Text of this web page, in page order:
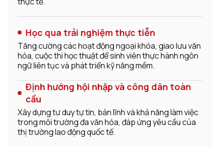
Học qua trải nghiệm thực tiễn
Tăng cường các hoạt động ngoại khóa, giao lưu văn
hóa, cuộc thi học thuật để sinh viên thực hành ngôn
ngữ liên tục và phát triển kỹ năng mềm.
Định hướng hội nhập và công dân toàn
cầu
Xây dựng tư duy tự tin, bản lĩnh và khả năng làm việc
trong môi trường đa văn hóa, đáp ứng yêu cầu của
thị trường lao động quốc tế.